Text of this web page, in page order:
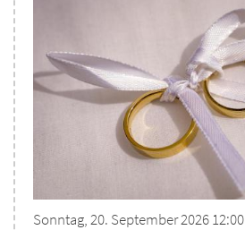
Sonntag, 20. September 2026 12:00